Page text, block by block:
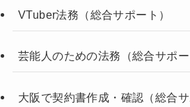
VTuber法務（総合サポート）
芸能人のための法務（総合サポー
大阪で契約書作成・確認（総合サ